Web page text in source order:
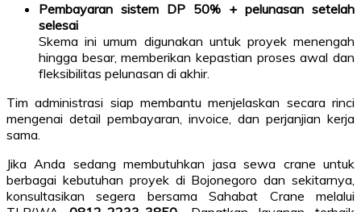
Pembayaran sistem DP 50% + pelunasan setelah
selesai
Skema ini umum digunakan untuk proyek menengah
hingga besar, memberikan kepastian proses awal dan
fleksibilitas pelunasan di akhir.
Tim administrasi siap membantu menjelaskan secara rinci
mengenai detail pembayaran, invoice, dan perjanjian kerja
sama.
Jika Anda sedang membutuhkan jasa sewa crane untuk
berbagai kebutuhan proyek di Bojonegoro dan sekitarnya,
konsultasikan segera bersama Sahabat Crane melalui